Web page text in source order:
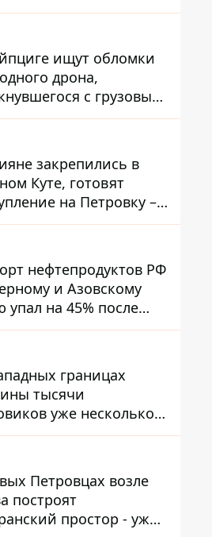
ищут обломки
дрона,
с грузовым
закрепились в
Куте, готовят
на Петровку –
есть угроза
позиций ВСУ
нефтепродуктов РФ
и Азовскому
упал на 45% после
Украины
границах
тысячи
уже несколько
в бесконечной
– это признак
Петровцах возле
построят
простор - уже